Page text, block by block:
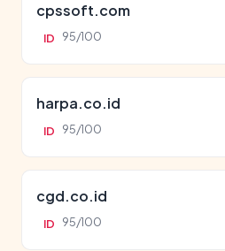
cpssoft.com
ID 95/100
harpa.co.id
ID 95/100
cgd.co.id
ID 95/100